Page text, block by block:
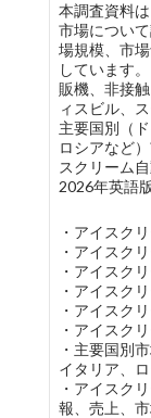
本調査資料
市場につい
場規模、市
しています
販機、非接
ィスビル、
主要国別（
ロシアなど
スクリーム
2026年英語
・アイスク
・アイスク
・アイスク
・アイスク
・アイスク
・アイスク
・主要国別
イタリア、
・アイスク
報、売上、